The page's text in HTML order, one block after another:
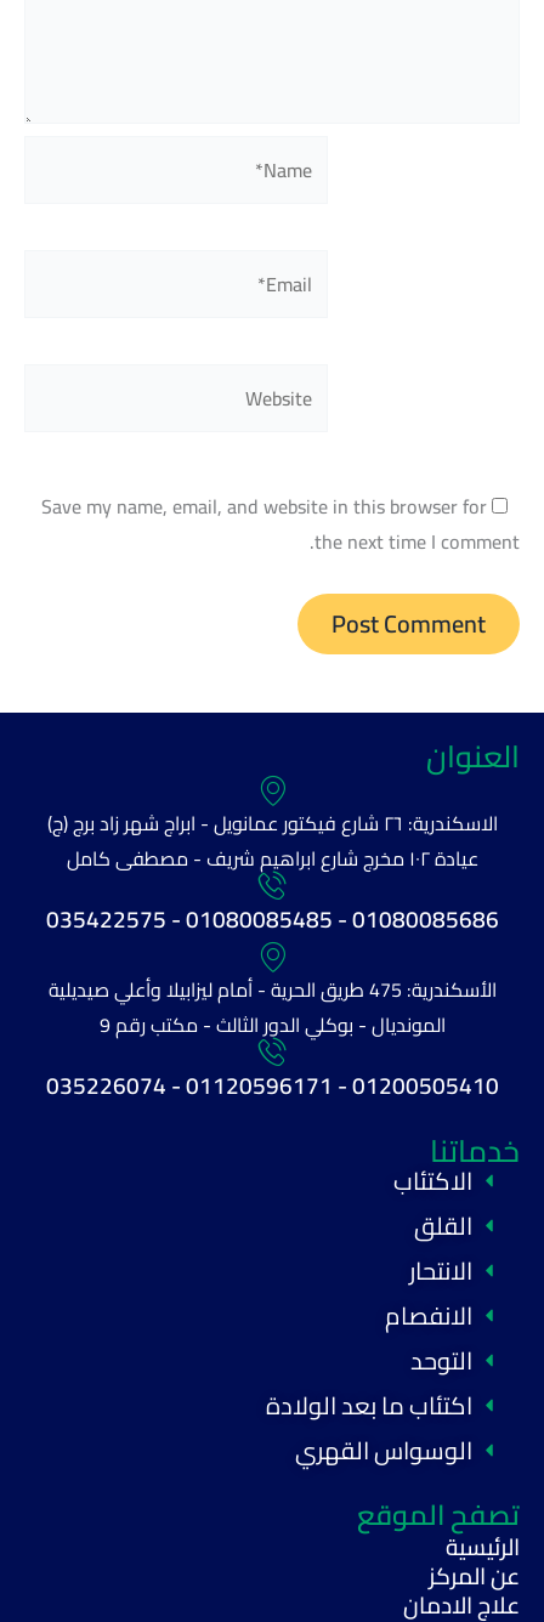
Save my name, email, and website in this browser for
the next time I comment.
العنوان
الاسكندرية: ٢٦ شارع فيكتور عمانويل - ابراج شهر زاد برج (ج)
عيادة ١٠٢ مخرج شارع ابراهيم شريف - مصطفى كامل
01080085686 - 01080085485 - 035422575
الأسكندرية: 475 طريق الحرية - أمام ليزابيلا وأعلي صيديلية
المونديال - بوكلي الدور الثالث - مكتب رقم 9
01200505410 - 01120596171 - 035226074
خدماتنا
الاكتئاب
القلق
الانتحار
الانفصام
التوحد
اكتئاب ما بعد الولادة
الوسواس القهري
تصفح الموقع
الرئيسية
عن المركز
علاج الادمان